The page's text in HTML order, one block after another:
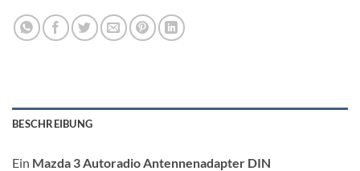
BESCHREIBUNG
Ein Mazda 3 Autoradio Antennenadapter DIN